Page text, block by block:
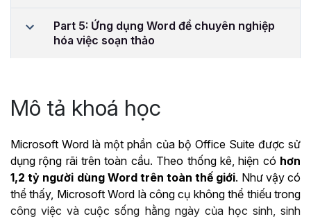
Part 5: Ứng dụng Word để chuyên nghiệp
hóa việc soạn thảo
Mô tả khoá học
Microsoft Word là một phần của bộ Office Suite được sử
dụng rộng rãi trên toàn cầu. Theo thống kê, hiện có hơn
1,2 tỷ người dùng Word trên toàn thế giới. Như vậy có
thể thấy, Microsoft Word là công cụ không thể thiếu trong
công việc và cuộc sống hằng ngày của học sinh, sinh